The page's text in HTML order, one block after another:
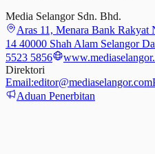
Media Selangor Sdn. Bhd.
Aras 11, Menara Bank Rakyat
14 40000 Shah Alam Selangor
5523 5856
Direktori
Email:editor@mediaselangor.com
Aduan Penerbitan